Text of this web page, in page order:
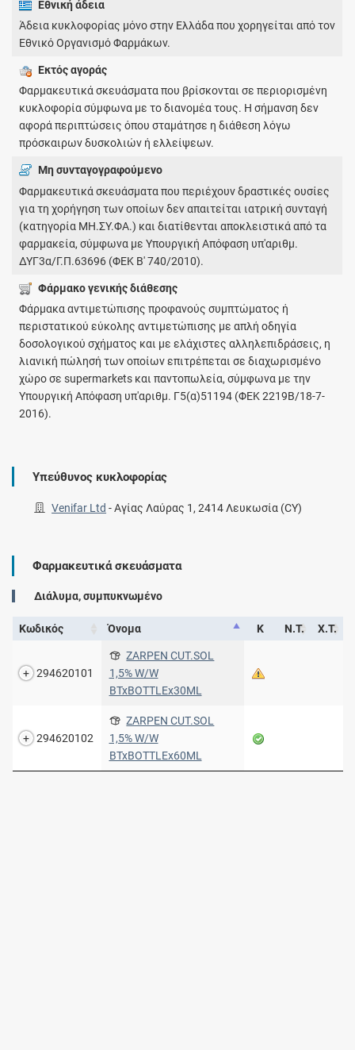
Εθνική άδεια
Άδεια κυκλοφορίας μόνο στην Ελλάδα που χορηγείται από τον
Εθνικό Οργανισμό Φαρμάκων.
Εκτός αγοράς
Φαρμακευτικά σκευάσματα που βρίσκονται σε περιορισμένη
κυκλοφορία σύμφωνα με το διανομέα τους. Η σήμανση δεν
αφορά περιπτώσεις όπου σταμάτησε η διάθεση λόγω
πρόσκαιρων δυσκολιών ή ελλείψεων.
Μη συνταγογραφούμενο
Φαρμακευτικά σκευάσματα που περιέχουν δραστικές ουσίες
για τη χορήγηση των οποίων δεν απαιτείται ιατρική συνταγή
(κατηγορία ΜΗ.ΣΥ.ΦΑ.) και διατίθενται αποκλειστικά από τα
φαρμακεία, σύμφωνα με Υπουργική Απόφαση υπ'αριθμ.
ΔΥΓ3α/Γ.Π.63696 (ΦΕΚ Β' 740/2010).
Φάρμακο γενικής διάθεσης
Φάρμακα αντιμετώπισης προφανούς συμπτώματος ή
περιστατικού εύκολης αντιμετώπισης με απλή οδηγία
δοσολογικού σχήματος και με ελάχιστες αλληλεπιδράσεις, η
λιανική πώλησή των οποίων επιτρέπεται σε διαχωρισμένο
χώρο σε supermarkets και παντοπωλεία, σύμφωνα με την
Υπουργική Απόφαση υπ'αριθμ. Γ5(α)51194 (ΦΕΚ 2219Β/18-7-
2016).
Υπεύθυνος κυκλοφορίας
Venifar Ltd -Αγίας Λαύρας 1, 2414 Λευκωσία (CY)
Φαρμακευτικά σκευάσματα
Διάλυμα, συμπυκνωμένο
Κωδικός Όνομα Κ Ν.Τ. Χ.Τ.
294620101
ZARPEN CUT.SOL
1,5% W/W
BTxBOTTLEx30ML
294620102
ZARPEN CUT.SOL
1,5% W/W
BTxBOTTLEx60ML